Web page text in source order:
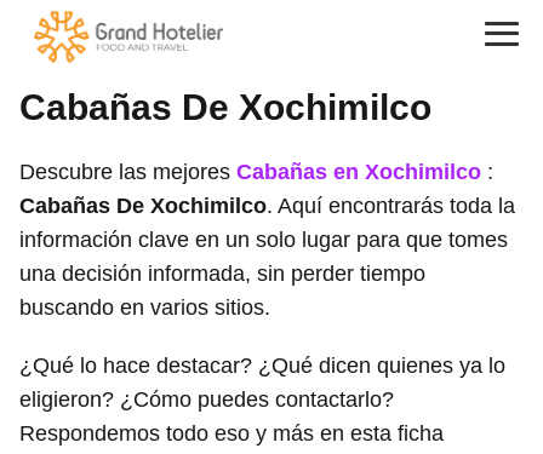
Cabañas De Xochimilco
Descubre las mejores Cabañas en Xochimilco :
Cabañas De Xochimilco. Aquí encontrarás toda la
información clave en un solo lugar para que tomes
una decisión informada, sin perder tiempo
buscando en varios sitios.
¿Qué lo hace destacar? ¿Qué dicen quienes ya lo
eligieron? ¿Cómo puedes contactarlo?
Respondemos todo eso y más en esta ficha